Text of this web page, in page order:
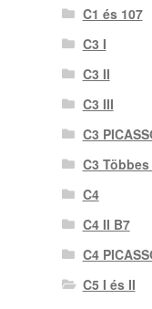
C1 és 107
C3 I
C3 II
C3 III
C3
C3
C4
C4 II B7
C4
C5 I és II